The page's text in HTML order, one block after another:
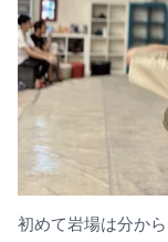
初めて岩場は分か